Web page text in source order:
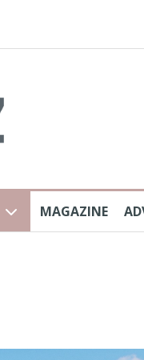
MAGAZINE
na